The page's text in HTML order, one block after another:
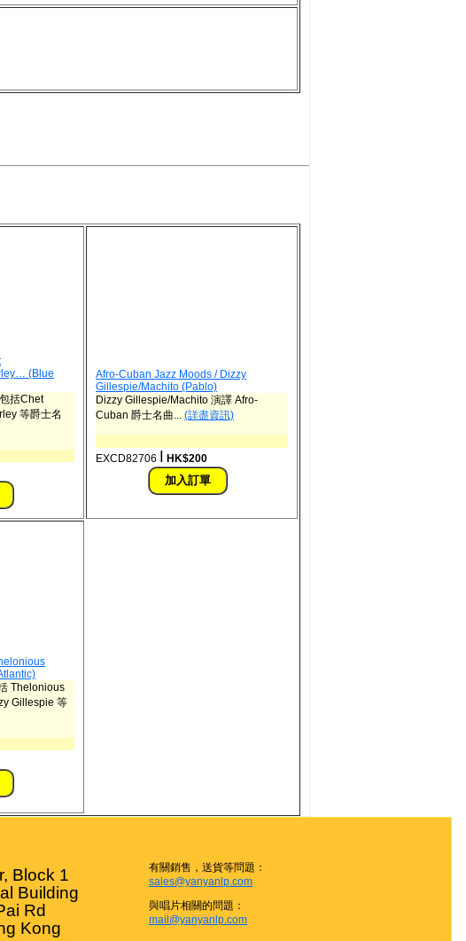
(Blue
括Chet
等爵士名
Afro-Cuban Jazz Moods / Dizzy
Gillespie/Machito (Pablo)
Dizzy Gillespie/Machito 演譯 Afro-
Cuban 爵士名曲... (詳盡資訊)
EXCD82706 HK$200
Thelonious
Gillespie 等
Block 1
Building
Rd
Kong
有關銷售，送貨等問題：
sales@yanyanlp.com
與唱片相關的問題：
mail@yanyanlp.com